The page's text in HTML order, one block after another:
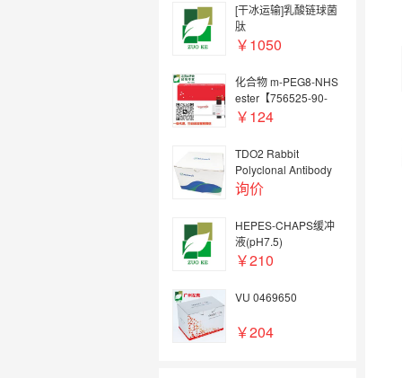
[干冰运输]乳酸链球菌
肽
￥1050
化合物 m-PEG8-NHS
ester【756525-90-
3】
￥124
TDO2 Rabbit
Polyclonal Antibody
询价
HEPES-CHAPS缓冲
液(pH7.5)
￥210
VU 0469650
￥204